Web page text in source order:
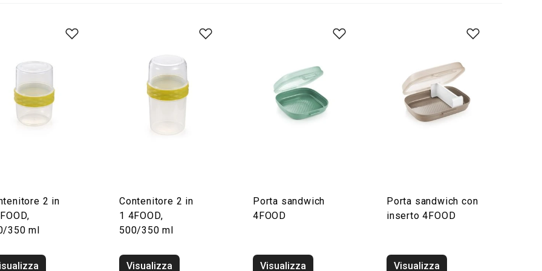
2 in
350 ml
Contenitore 2 in
1 4FOOD,
500/350 ml
Visualizza
Porta sandwich
4FOOD
Visualizza
Porta sandwich con
inserto 4FOOD
Visualizza